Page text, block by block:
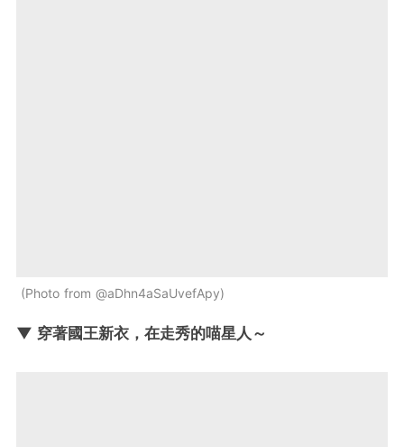
Photo from @aDhn4aSaUvefApy
▼ 穿著國王新衣，在走秀的喵星人～